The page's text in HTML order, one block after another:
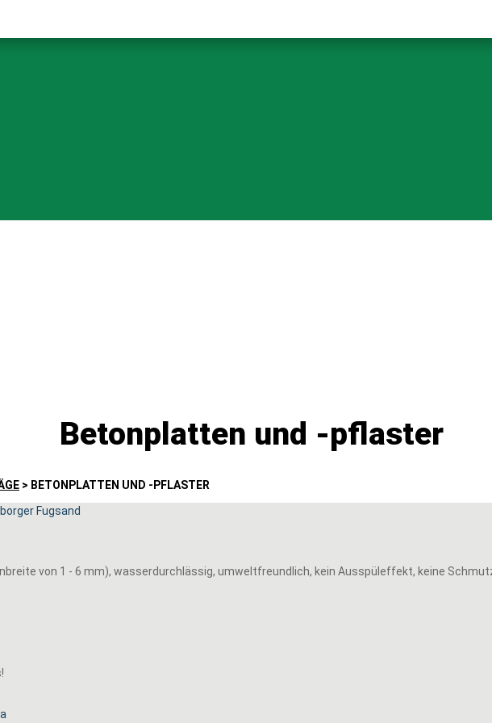
Betonplatten und -pflaster
> BETONPLATTEN UND -PFLASTER
von 1 - 6 mm), wasserdurchlässig, umweltfreundlich, kein Ausspüleffekt, keine